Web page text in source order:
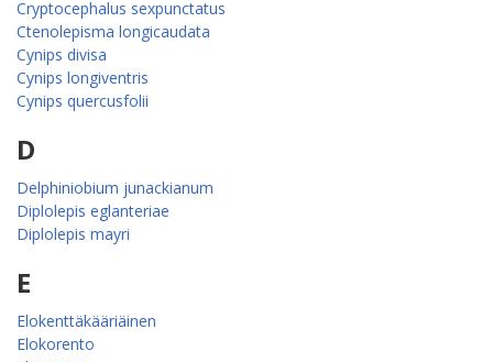
Cryptocephalus sexpunctatus
Ctenolepisma longicaudata
Cynips divisa
Cynips longiventris
Cynips quercusfolii
D
Delphiniobium junackianum
Diplolepis eglanteriae
Diplolepis mayri
E
Elokenttäkääriäinen
Elokorento